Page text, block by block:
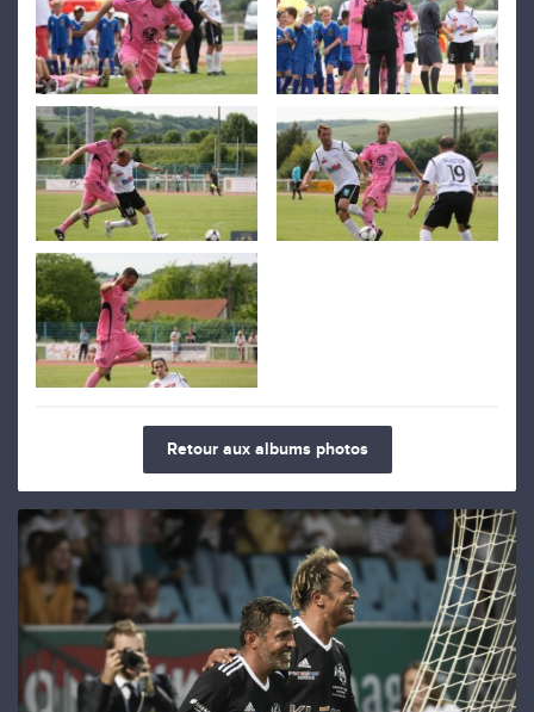
Retour aux albums photos